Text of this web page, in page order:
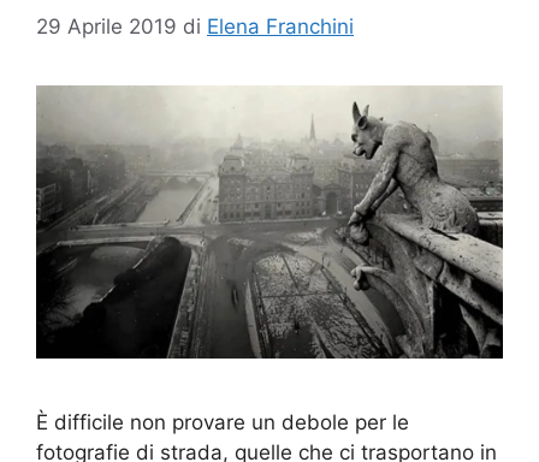
29 Aprile 2019 di Elena Franchini
È difficile non provare un debole per le
fotografie di strada, quelle che ci trasportano in